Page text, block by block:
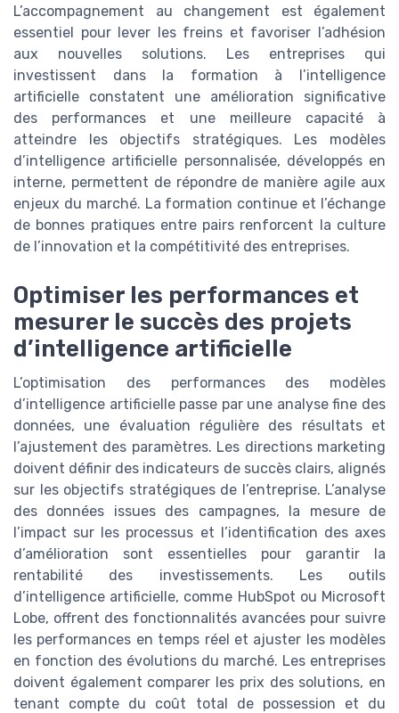
L’accompagnement au changement est également
essentiel pour lever les freins et favoriser l’adhésion
aux nouvelles solutions. Les entreprises qui
investissent dans la formation à l’intelligence
artificielle constatent une amélioration significative
des performances et une meilleure capacité à
atteindre les objectifs stratégiques. Les modèles
d’intelligence artificielle personnalisée, développés en
interne, permettent de répondre de manière agile aux
enjeux du marché. La formation continue et l’échange
de bonnes pratiques entre pairs renforcent la culture
de l’innovation et la compétitivité des entreprises.
Optimiser les performances et
mesurer le succès des projets
d’intelligence artificielle
L’optimisation des performances des modèles
d’intelligence artificielle passe par une analyse fine des
données, une évaluation régulière des résultats et
l’ajustement des paramètres. Les directions marketing
doivent définir des indicateurs de succès clairs, alignés
sur les objectifs stratégiques de l’entreprise. L’analyse
des données issues des campagnes, la mesure de
l’impact sur les processus et l’identification des axes
d’amélioration sont essentielles pour garantir la
rentabilité des investissements. Les outils
d’intelligence artificielle, comme HubSpot ou Microsoft
Lobe, offrent des fonctionnalités avancées pour suivre
les performances en temps réel et ajuster les modèles
en fonction des évolutions du marché. Les entreprises
doivent également comparer les prix des solutions, en
tenant compte du coût total de possession et du